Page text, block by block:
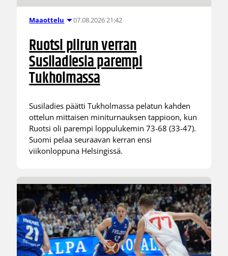
Maaottelu 07.08.2026 21:42
Ruotsi piirun verran
Susiladiesia parempi
Tukholmassa
Susiladies päätti Tukholmassa pelatun kahden
ottelun mittaisen miniturnauksen tappioon, kun
Ruotsi oli parempi loppulukemin 73-68 (33-47).
Suomi pelaa seuraavan kerran ensi
viikonloppuna Helsingissä.